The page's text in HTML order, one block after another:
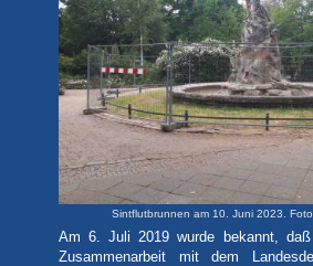
Sintflutbrunnen am 10. Juni 2023.
Am 6. Juli 2019 wurde bekannt, daß
Zusammenarbeit mit dem